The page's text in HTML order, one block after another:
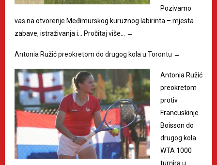
Pozivamo
vas na otvorenje Međimurskog kuruznog labirinta – mjesta
zabave, istraživanja i…
Pročitaj više… →
Antonia Ružić preokretom do drugog kola u Torontu →
Antonia Ružić
preokretom
protiv
Francuskinje
Boisson do
drugog kola
WTA 1000
turnira u